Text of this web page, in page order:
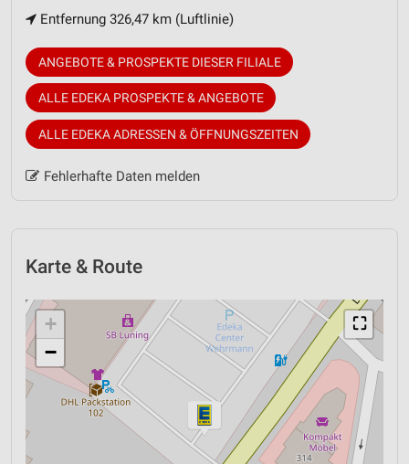
Entfernung 326,47 km (Luftlinie)
ANGEBOTE & PROSPEKTE DIESER FILIALE
ALLE EDEKA PROSPEKTE & ANGEBOTE
ALLE EDEKA ADRESSEN & ÖFFNUNGSZEITEN
Fehlerhafte Daten melden
Karte & Route
⛶
+
−